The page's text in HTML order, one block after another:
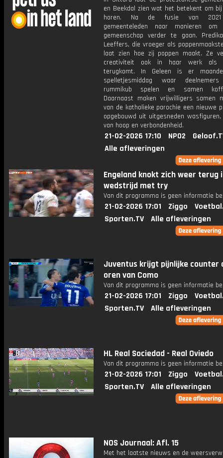
en Beekdal zien wat het betekent om
horen. Na de fusie van 2021
gemeenteleden naar manieren
gemeenschap verder te gaan.
Leeffers, die vroeger als
laat zien hoe zij poppen maakt. Ze
creativiteit ook in haar werk als
terugkomt. In Geleen is er
spelletjesmiddag waar
rummikub spelen en samen
Daarnaast maken vrijwilligers samen
van de katholieke parochie een nieuwe
opgebouwd uit uitgesneden
van hoop en verbondenheid.
21-02-2026 17:10 NPO2
Alle afleveringen
Engeland knokt zich weer terug
wedstrijd met try
Van dit programma is geen informatie
21-02-2026 17:01 Ziggo
Sporten.TV
Alle afleveringen
Juventus krijgt pijnlijke counter
oren van Como
Van dit programma is geen informatie
21-02-2026 17:01 Ziggo
Sporten.TV
Alle afleveringen
HL Real Sociedad - Real Oviedo
Van dit programma is geen informatie
21-02-2026 17:01 Ziggo
Sporten.TV
Alle afleveringen
NOS Journaal: Afl. 15
Met het laatste nieuws en de